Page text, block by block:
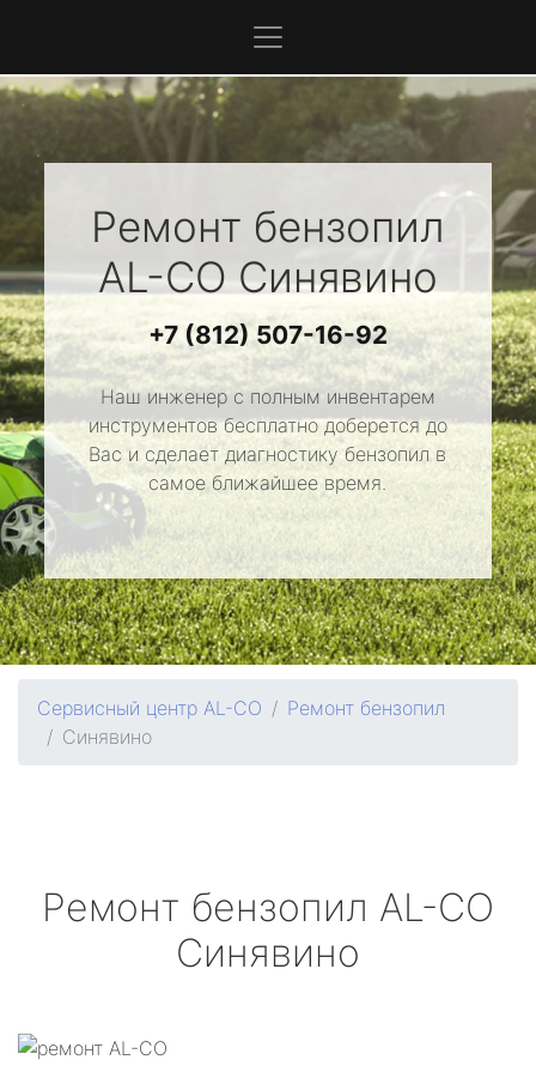
Ремонт бензопил
AL-COСинявино
+7 (812) 507-16-92
Наш инженер с полным инвентарем
инструментов бесплатно доберется до
Вас и сделает диагностику бензопил в
самое ближайшее время.
Сервисный центр AL-CO
Ремонт бензопил
Синявино
Ремонт бензопил AL-CO
Синявино